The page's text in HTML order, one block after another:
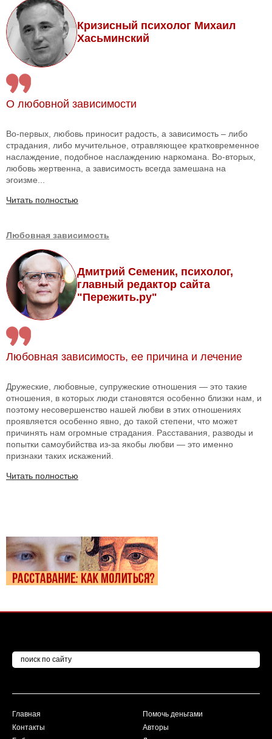
Кризисный психолог Михаил
Хасьминский
О любовной зависимости
Во-первых, любовь приносит радость, а зависимость – либо
страдания, либо мучительное, отравляющее кратковременное
наслаждение, подобное наслаждению наркомана. Во-вторых,
любовь жертвенна, а зависимость всегда замешана на
эгоизме...
Читать полностью
Любовная зависимость
Дмитрий Семеник, психолог,
главный редактор сайта
"Пережить.ру"
Любовная зависимость, ее причина и лечение
Дружеские, любовные, супружеские отношения — это такие
отношения, в которых люди становятся особенно близки нам, и
поэтому несовершенство нашей любви в этих отношениях
проявляется особенно явно, до такой степени, что может
причинять нам огромные страдания. Расставания, разводы и
попытки самоубийства из-за якобы любви — это именно
признаки таких искажений.
Читать полностью
Главная
Контакты
Помочь деньгами
Авторы